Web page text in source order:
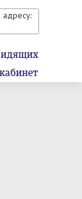
адресу: